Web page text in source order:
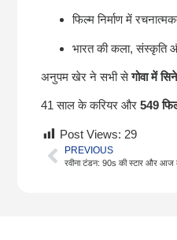
फिल्म निर्माण में
भारत की कला, संस्कृति
अनुपम खेर ने सभी सेगोवा में
41 साल के करियर और 549
Post Views: 29
PREVIOUS
रवीना टंडन: 90s की स्टार और आज